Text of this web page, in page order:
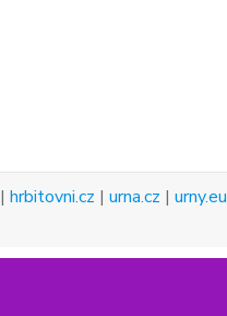
| hrbitovni.cz | urna.cz | urny.eu